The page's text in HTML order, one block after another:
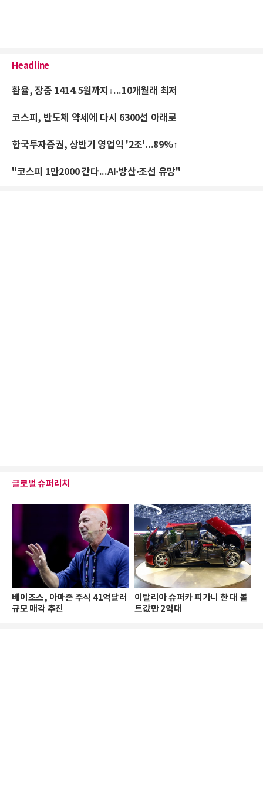
Headline
환율, 장중 1414.5원까지↓...10개월래 최저
코스피, 반도체 약세에 다시 6300선 아래로
한국투자증권, 상반기 영업익 '2조'...89%↑
"코스피 1만2000 간다...AI·방산·조선 유망"
글로벌 슈퍼리치
베이조스, 아마존 주식 41억달러
규모 매각 추진
이탈리아 슈퍼카 피가니 한 대 볼
트값만 2억대